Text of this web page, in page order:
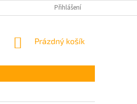
Přihlášení
NÁKUPNÍ
Prázdný košík